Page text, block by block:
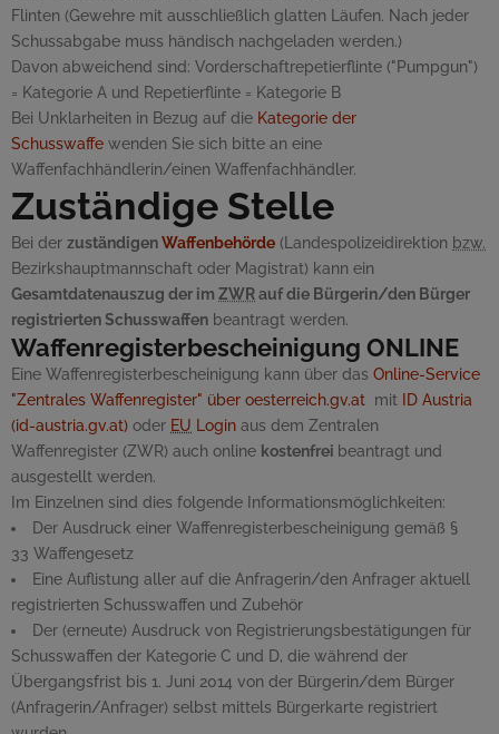
Flinten (Gewehre mit ausschließlich glatten Läufen. Nach jeder
Schussabgabe muss händisch nachgeladen werden.)
Davon abweichend sind: Vorderschaftrepetierflinte ("Pumpgun")
= Kategorie A und Repetierflinte = Kategorie B
Bei Unklarheiten in Bezug auf die Kategorie der
Schusswaffe wenden Sie sich bitte an eine
Waffenfachhändlerin/einen Waffenfachhändler.
Zuständige Stelle
Bei der zuständigenWaffenbehörde (Landespolizeidirektion bzw.
Bezirkshauptmannschaft oder Magistrat) kann ein
Gesamtdatenauszug der im ZWRauf die Bürgerin/den Bürger
registrierten Schusswaffen beantragt werden.
Waffenregisterbescheinigung ONLINE
Eine Waffenregisterbescheinigung kann über das Online-Service
"Zentrales Waffenregister" über oesterreich.gv.at mit
ID Austria
(id-austria.gv.at) oder EU Login aus dem Zentralen
Waffenregister (ZWR) auch online kostenfrei beantragt und
ausgestellt werden.
Im Einzelnen sind dies folgende Informationsmöglichkeiten:
Der Ausdruck einer Waffenregisterbescheinigung gemäß §
33 Waffengesetz
Eine Auflistung aller auf die Anfragerin/den Anfrager aktuell
registrierten Schusswaffen und Zubehör
Der (erneute) Ausdruck von Registrierungsbestätigungen für
Schusswaffen der Kategorie C und D, die während der
Übergangsfrist bis 1. Juni 2014 von der Bürgerin/dem Bürger
(Anfragerin/Anfrager) selbst mittels Bürgerkarte registriert